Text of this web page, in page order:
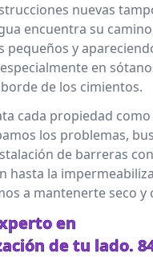
nuevas
encuentra su
pequeños y
en
de los cimientos.
cada propiedad
los problemas,
de barreras
hasta la
a mantenerte seco y
en
de tu lado.